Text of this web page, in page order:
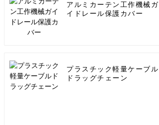
アルミカーテン工作機械ガ
イドレール保護カバー
プラスチック軽量ケーブル
ドラッグチェーン